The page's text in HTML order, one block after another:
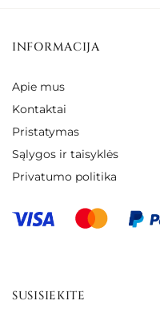
INFORMACIJA
Apie mus
Kontaktai
Pristatymas
Sąlygos ir taisyklės
Privatumo politika
SUSISIEKITE